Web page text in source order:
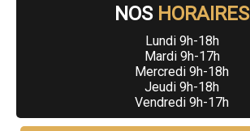
NOS HORAIRES
Lundi 9h-18h
Mardi 9h-17h
Mercredi 9h-18h
Jeudi 9h-18h
Vendredi 9h-17h